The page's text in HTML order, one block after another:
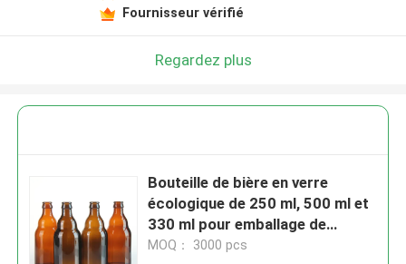
Fournisseur vérifié
Regardez plus
Bouteille de bière en verre
écologique de 250 ml, 500 ml et
330 ml pour emballage de
boissons bières
MOQ： 3000 pcs